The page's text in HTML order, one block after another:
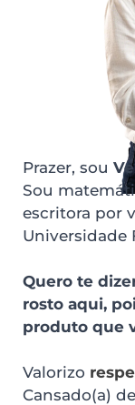
Prazer, sou
Sou
escritora por
Universidade
Quero te
rosto aqui,
produto que
Valorizo
Cansado(a)